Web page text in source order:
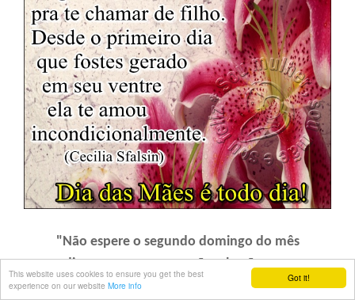
Got it!
This website uses cookies to ensure you get the best
experience on our website More info
"Não espere o segundo domingo do mês
pra dizer que ama a sua mãe, ela não esperou
nove meses pra te chamar de filho.